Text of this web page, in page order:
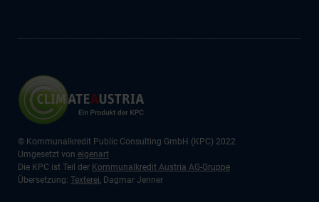
© Kommunalkredit Public Consulting GmbH (KPC) 2022
Umgesetzt von eigenart
Die KPC ist Teil der Kommunalkredit Austria AG-Gruppe
Übersetzung: Texterei, Dagmar Jenner